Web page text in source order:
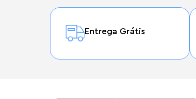
Entrega Grátis